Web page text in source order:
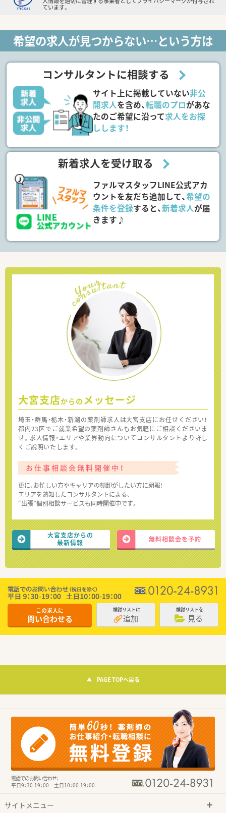
ています。
希望の求人が見つからない…という方は
コンサルタントに相談する
サイト上に掲載していない非公
開求人を含め、転職のプロがあな
たのご希望に沿って求人をお探
しします！
新着求人を受け取る
ファルマスタッフLINE公式アカ
ウントを友だち追加して、希望の
条件を登録すると、新着求人が届
きます♪
大宮支店からの メッセージ
埼玉・群馬・栃木・新潟の薬剤師求人は大宮支店にお任せください！
都内23区でご就業希望の薬剤師さんもお気軽にご相談くださいま
せ。求人情報・エリアや業界動向についてコンサルタントより詳し
くご説明いたします。
お仕事相談会無料開催中！
更に、お忙しい方やキャリアの棚卸がしたい方に朗報!
エリアを熟知したコンサルタントによる、
“出張”個別相談サービスも同時開催中です。
大宮支店からの
最新情報
無料相談会を予約
この求人に
問い合わせる
検討リストに
追加
検討リストを
見る
PAGE TOPへ戻る
電話でのお問い合わせ：
平日9：30-19：00 土日10：00-19：00
サイトメニュー